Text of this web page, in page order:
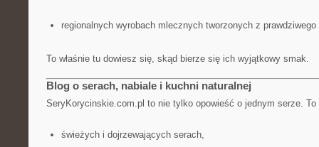
regionalnych wyrobach mlecznych tworzonych z prawdziwego
To właśnie tu dowiesz się, skąd bierze się ich wyjątkowy smak.
Blog o serach, nabiale i kuchni naturalnej
SeryKorycinskie.com.pl to nie tylko opowieść o jednym serze. To
świeżych i dojrzewających serach,